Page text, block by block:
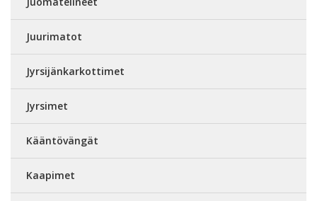
Juurimatot
Jyrsijänkarkottimet
Jyrsimet
Kääntövängät
Kaapimet